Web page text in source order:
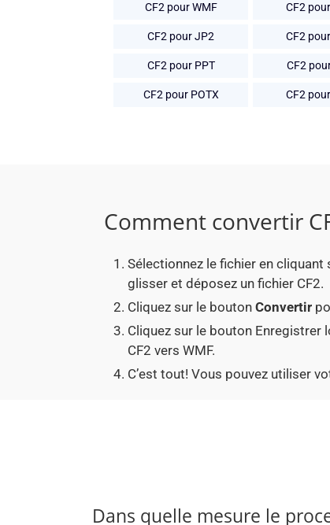
CF2 pour WMF CF2
CF2 pour JP2 CF2
CF2 pour PPT CF2
CF2 pour POTX CF2
Comment convertir
Sélectionnez le fichier en cliquant
glisser et déposez un fichier CF2.
Cliquez sur le bouton Convertir
Cliquez sur le bouton Enregistrer
CF2 vers WMF.
C’est tout! Vous pouvez utiliser
Dans quelle mesure le